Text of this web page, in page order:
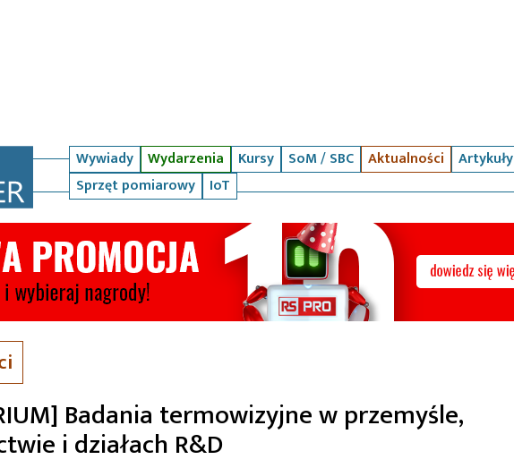
Wywiady Wydarzenia Kursy SoM / SBC Aktualności
Artykuły
Sprzęt pomiarowy
IoT
Badania termowizyjne w przemyśle,
i działach R&D